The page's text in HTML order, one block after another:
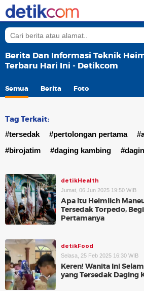
Berita Dan Informasi Teknik
Terbaru Hari Ini - Detikcom
Semua Berita Foto
Tag Terkait:
#tersedak #pertolongan pertama
#birojatim
#daging kambing
detikHealth
Jumat, 06 Jun 2025 19:50 WIB
Apa Itu Heimlich
Tersedak Torpedo,
Pertamanya
detikFood
Selasa, 25 Feb 2025 16:30 WIB
Keren! Wanita Ini
yang Tersedak Daging